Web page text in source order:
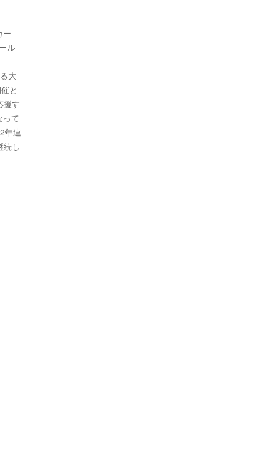
ー
ル
大
と
援す
って
年連
続し